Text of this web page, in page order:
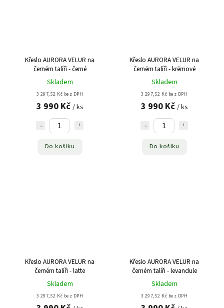
Křeslo AURORA VELUR na
černém talíři - černé
Skladem
3 297,52 Kč bez DPH
3 990 Kč / ks
Do košíku
Křeslo AURORA VELUR na
černém talíři - krémové
Skladem
3 297,52 Kč bez DPH
3 990 Kč / ks
Do košíku
Křeslo AURORA VELUR na
černém talíři - latte
Skladem
3 297,52 Kč bez DPH
Křeslo AURORA VELUR na
černém talíři - levandule
Skladem
3 297,52 Kč bez DPH